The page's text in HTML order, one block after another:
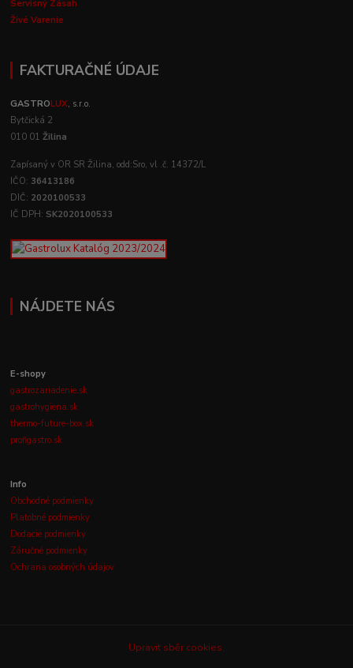
Servisný Zásah
Živé Varenie
FAKTURAČNÉ ÚDAJE
GASTROLUX, s.r.o.
Bytčická 2
010 01Žilina
Zapísaný v OR SR Žilina, odd:Sro, vl .č. 14372/L
IČO: 36413186
DIČ: 2020100533
IČ DPH: SK2020100533
NÁJDETE NÁS
E-shopy
gastrozariadenie.sk
gastrohygiena.sk
thermo-future-box.sk
profigastro.sk
Info
Obchodné podmienky
Platobné podmienky
Dodacie podmienky
Záručné podmienky
Ochrana osobných údajov
Upravit sběr cookies.